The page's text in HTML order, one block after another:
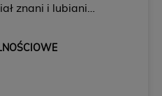
znani i lubiani
ten sposób